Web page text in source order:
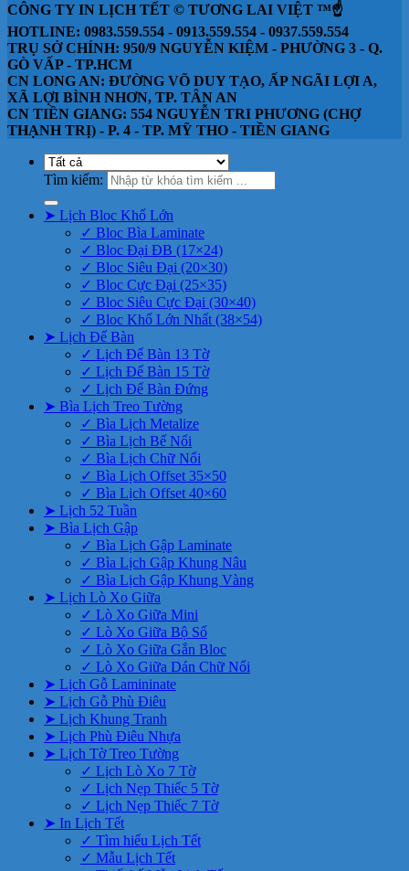
CÔNG TY IN LỊCH TẾT © TƯƠNG LAI VIỆT ™☝️
HOTLINE: 0983.559.554 - 0913.559.554 - 0937.559.554
TRỤ SỞ CHÍNH: 950/9 NGUYỄN KIỆM - PHƯỜNG 3 - Q.
GÒ VẤP - TP.HCM
CN LONG AN: ĐƯỜNG VÕ DUY TẠO, ẤP NGÃI LỢI A,
XÃ LỢI BÌNH NHƠN, TP. TÂN AN
CN TIỀN GIANG: 554 NGUYỄN TRI PHƯƠNG (CHỢ
THẠNH TRỊ) - P. 4 - TP. MỸ THO - TIỀN GIANG
Tìm kiếm:
➤ Lịch Bloc Khổ Lớn
✓ Bloc Bìa Laminate
✓ Bloc Đại ĐB (17×24)
✓ Bloc Siêu Đại (20×30)
✓ Bloc Cực Đại (25×35)
✓ Bloc Siêu Cực Đại (30×40)
✓ Bloc Khổ Lớn Nhất (38×54)
➤ Lịch Để Bàn
✓ Lịch Để Bàn 13 Tờ
✓ Lịch Để Bàn 15 Tờ
✓ Lịch Để Bàn Đứng
➤ Bìa Lịch Treo Tường
✓ Bìa Lịch Metalize
✓ Bìa Lịch Bế Nổi
✓ Bìa Lịch Chữ Nổi
✓ Bìa Lịch Offset 35×50
✓ Bìa Lịch Offset 40×60
➤ Lịch 52 Tuần
➤ Bìa Lịch Gập
✓ Bìa Lịch Gập Laminate
✓ Bìa Lịch Gập Khung Nâu
✓ Bìa Lịch Gập Khung Vàng
➤ Lịch Lò Xo Giữa
✓ Lò Xo Giữa Mini
✓ Lò Xo Giữa Bộ Số
✓ Lò Xo Giữa Gắn Bloc
✓ Lò Xo Giữa Dán Chữ Nổi
➤ Lịch Gỗ Lamininate
➤ Lịch Gỗ Phù Điêu
➤ Lịch Khung Tranh
➤ Lịch Phù Điêu Nhựa
➤ Lịch Tờ Treo Tường
✓ Lịch Lò Xo 7 Tờ
✓ Lịch Nẹp Thiếc 5 Tờ
✓ Lịch Nẹp Thiếc 7 Tờ
➤ In Lịch Tết
✓ Tìm hiểu Lịch Tết
✓ Mẫu Lịch Tết